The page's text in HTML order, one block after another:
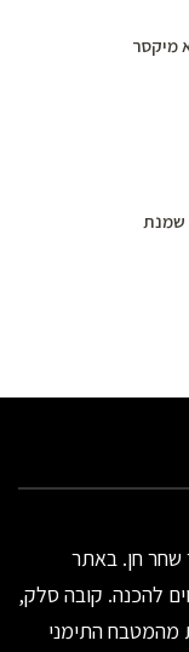
מיקסר
שמנת
שחר חן. באתר
להכנה. קובה סלק,
מהמטבח התימני